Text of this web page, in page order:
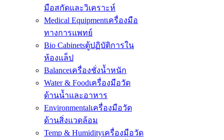
มือสกัดและวิเคราะห์
Medical Equipmentเครื่องมือ
ทางการแพทย์
Bio Cabinetsตู้ปฏิบัติการใน
ห้องแล็ป
Balanceเครื่องชั่งน้ำหนัก
Water & Foodเครื่องมือวัด
ด้านน้ำและอาหาร
Environmentalเครื่องมือวัด
ด้านสิ่งแวดล้อม
Temp & Humidityเครื่องมือวัด